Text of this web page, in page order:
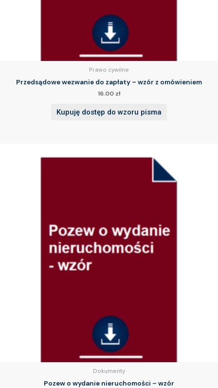
Prawo cywilne
Przedsądowe wezwanie do zapłaty – wzór z omówieniem
16.00 zł
Kupuję dostęp do wzoru pisma
Dokumenty
Pozew o wydanie nieruchomości – wzór